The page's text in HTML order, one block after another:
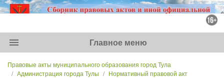
menu Главное меню
Правовые акты муниципального образования город Тула
Администрация города Тулы
Нормативный правовой акт